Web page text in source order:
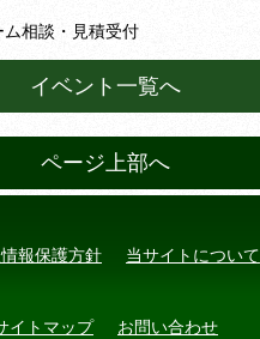
相談・見積受付
イベント一覧へ
ページ上部へ
報保護方針 当サイトについて
イトマップ お問い合わせ